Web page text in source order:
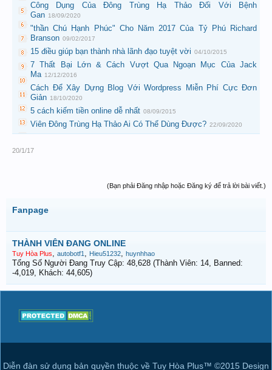
Công Dụng Của Đông Trùng Hạ Thảo Đối Với Bệnh
Gan 18/09/2020
"thần Chú Hạnh Phúc" Cho Năm 2017 Của Tỷ Phú Richard
Branson 09/02/2017
15 điều giúp bạn thành nhà lãnh đạo tuyệt vời 04/10/2015
7 Thất Bại Lớn & Cách Vượt Qua Ngoạn Mục Của Jack
Ma 12/12/2016
Cách Để Xây Dựng Blog Với Wordpress Miễn Phí Cực Đơn
Giản 18/10/2020
5 cách kiếm tiền online dễ nhất 08/09/2015
Viên Đông Trùng Hạ Thảo Ai Có Thể Dùng Được? 22/09/2020
20/1/17
(Bạn phải Đăng nhập hoặc Đăng ký để trả lời bài viết.)
Fanpage
THÀNH VIÊN ĐANG ONLINE
Tuy Hòa Plus, autobotf1 , Hieu51232, huynhhao
Tổng Số Người Đang Truy Cập: 48,628 (Thành Viên: 14, Banned:
-4,019, Khách: 44,605)
Diễn đàn sử dụng bản quyền thuộc về Tuy Hòa Plus™ ©2015 Design